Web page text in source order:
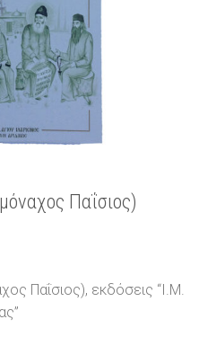
Παΐσιος)
Παΐσιος), εκδόσεις “Ι.Μ.